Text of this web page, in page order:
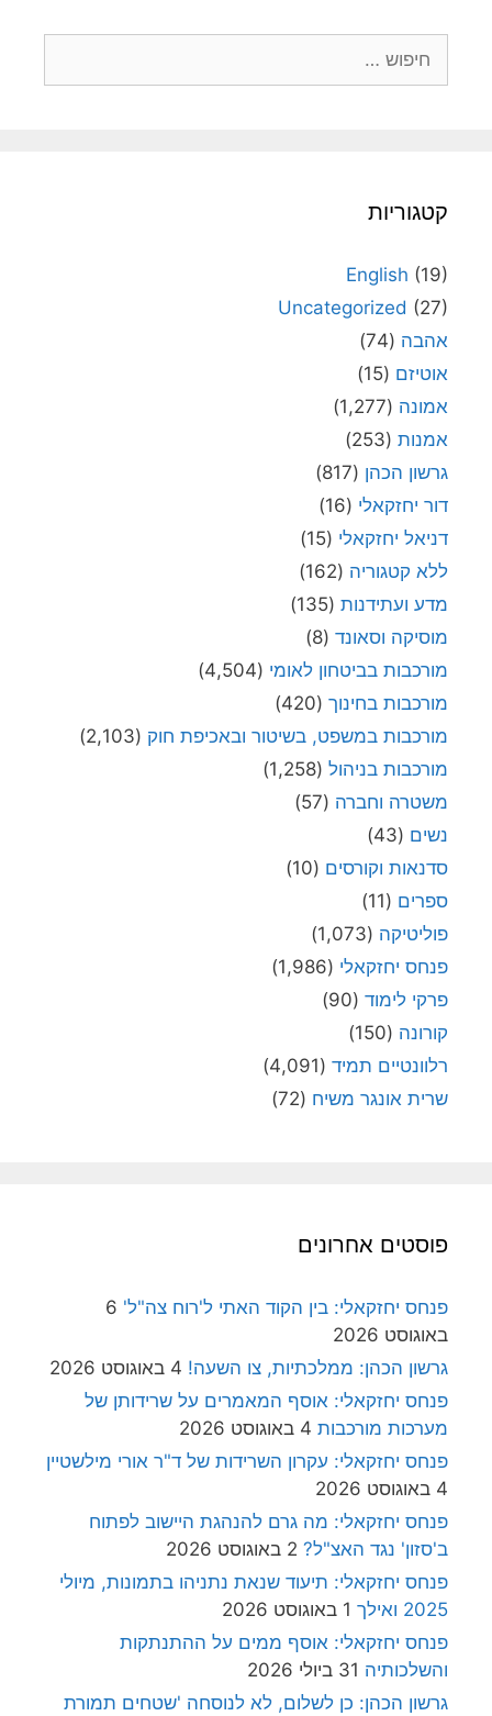
קטגוריות
English (19)
Uncategorized (27)
אהבה (74)
אוטיזם (15)
אמונה (1,277)
אמנות (253)
גרשון הכהן (817)
דור יחזקאלי (16)
דניאל יחזקאלי (15)
ללא קטגוריה (162)
מדע ועתידנות (135)
מוסיקה וסאונד (8)
מורכבות בביטחון לאומי (4,504)
מורכבות בחינוך (420)
מורכבות במשפט, בשיטור ובאכיפת חוק (2,103)
מורכבות בניהול (1,258)
משטרה וחברה (57)
נשים (43)
סדנאות וקורסים (10)
ספרים (11)
פוליטיקה (1,073)
פנחס יחזקאלי (1,986)
פרקי לימוד (90)
קורונה (150)
רלוונטיים תמיד (4,091)
שרית אונגר משיח (72)
פוסטים אחרונים
פנחס יחזקאלי: בין הקוד האתי ל'רוח צה"ל' 6
באוגוסט 2026
גרשון הכהן: ממלכתיות, צו השעה! 4 באוגוסט 2026
פנחס יחזקאלי: אוסף המאמרים על שרידותן של
מערכות מורכבות 4 באוגוסט 2026
פנחס יחזקאלי: עקרון השרידות של ד"ר אורי מילשטיין
4 באוגוסט 2026
פנחס יחזקאלי: מה גרם להנהגת היישוב לפתוח
ב'סזון' נגד האצ"ל? 2 באוגוסט 2026
פנחס יחזקאלי: תיעוד שנאת נתניהו בתמונות, מיולי
2025 ואילך
1 באוגוסט 2026
פנחס יחזקאלי: אוסף ממים על ההתנתקות
והשלכותיה 31 ביולי 2026
גרשון הכהן: כן לשלום, לא לנוסחה 'שטחים תמורת